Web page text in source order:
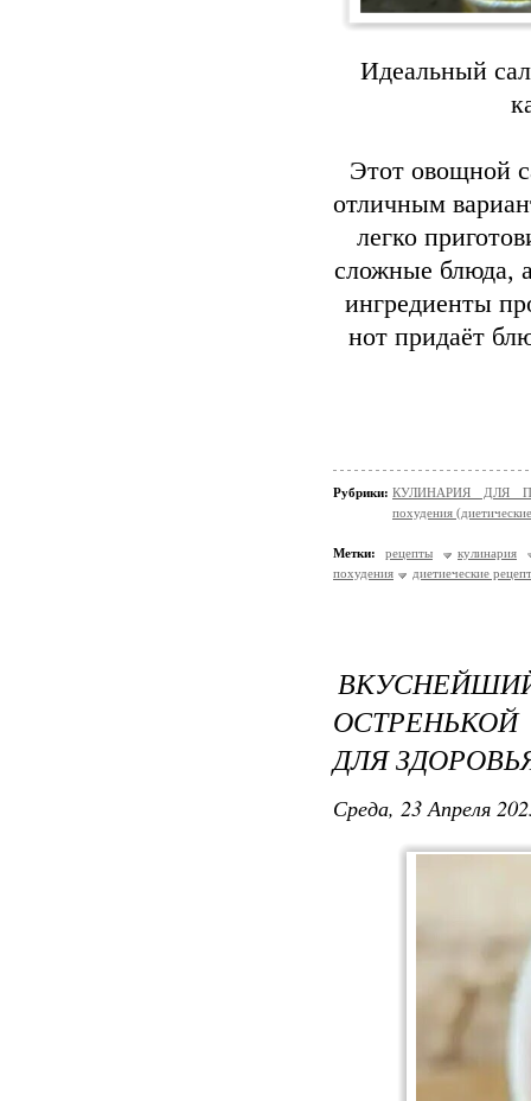
Идеальный
Этот овощной
отличным
легко
сложные блюда,
ингредиенты
нот придаёт
Рубрики: КУЛИНАРИЯ ДЛЯ
похудения
Метки: рецепты
кулинария
похудения
диетиеческие
ДЛЯ
Среда, 23 Апреля